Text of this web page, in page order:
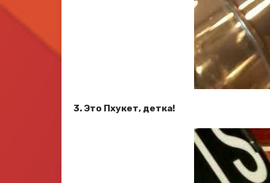
3. Это Пхукет, детка!